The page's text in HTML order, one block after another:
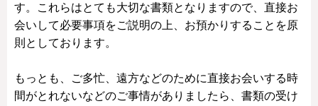
す。これらはとても大切な書類となりますので、直接お
会いして必要事項をご説明の上、お預かりすることを原
則としております。
もっとも、ご多忙、遠方などのために直接お会いする時
間がとれないなどのご事情がありましたら、書類の受け